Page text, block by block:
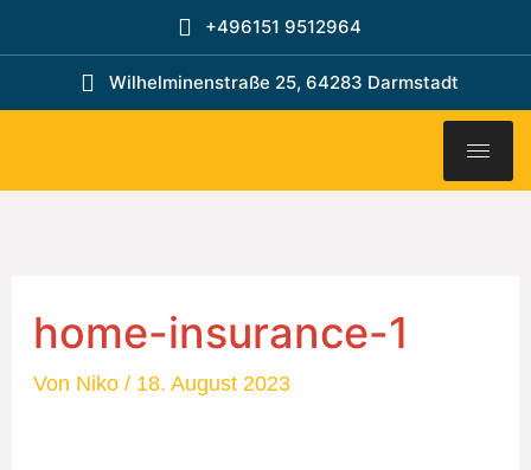
Inhalt
+496151 9512964
Wilhelminenstraße 25, 64283 Darmstadt
home-insurance-1
Von Niko / 18. August 2023